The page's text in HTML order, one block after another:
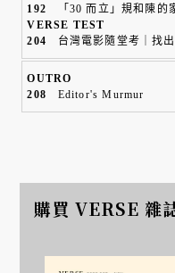
192 「30 而立」規和陳的
VERSE TEST
204
台灣電影隨堂考｜找
OUTRO
208 Editor's Murmur
購買 VERSE 雜